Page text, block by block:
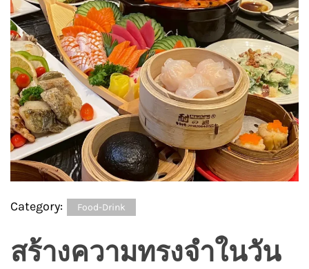
Category: Food-Drink
สร้างความทรงจำในวัน